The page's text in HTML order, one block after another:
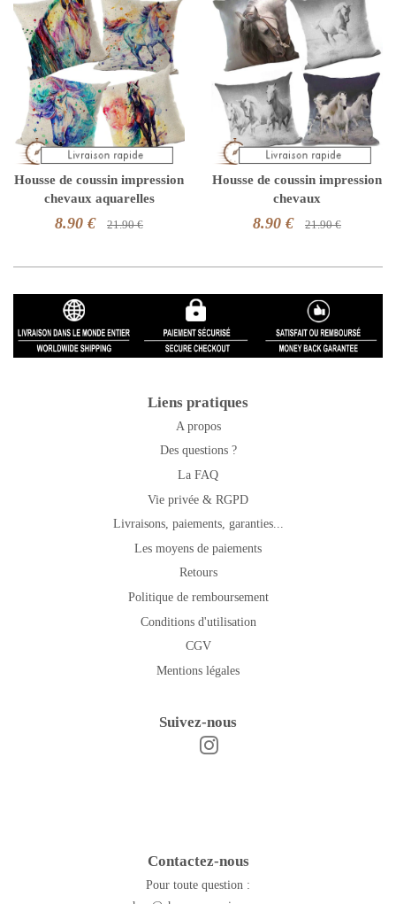
Housse de coussin impression
chevaux aquarelles
8.90 € 21.90 €
Housse de coussin impression
chevaux
8.90 € 21.90 €
Liens pratiques
A propos
Des questions ?
La FAQ
Vie privée & RGPD
Livraisons, paiements, garanties...
Les moyens de paiements
Retours
Politique de remboursement
Conditions d'utilisation
CGV
Mentions légales
Suivez-nous
Facebook
Contactez-nous
Pour toute question :